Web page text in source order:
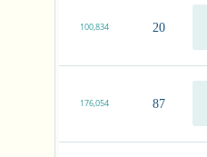
20
100,834
87
176,054